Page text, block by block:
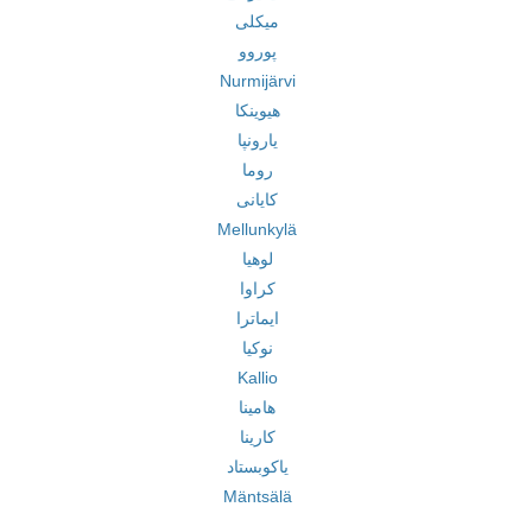
میکلی
پوروو
Nurmijärvi
هیوینکا
یارونپا
روما
کایانی
Mellunkylä
لوهیا
کراوا
ایماترا
نوکیا
Kallio
هامینا
کارینا
یاکوبستاد
Mäntsälä